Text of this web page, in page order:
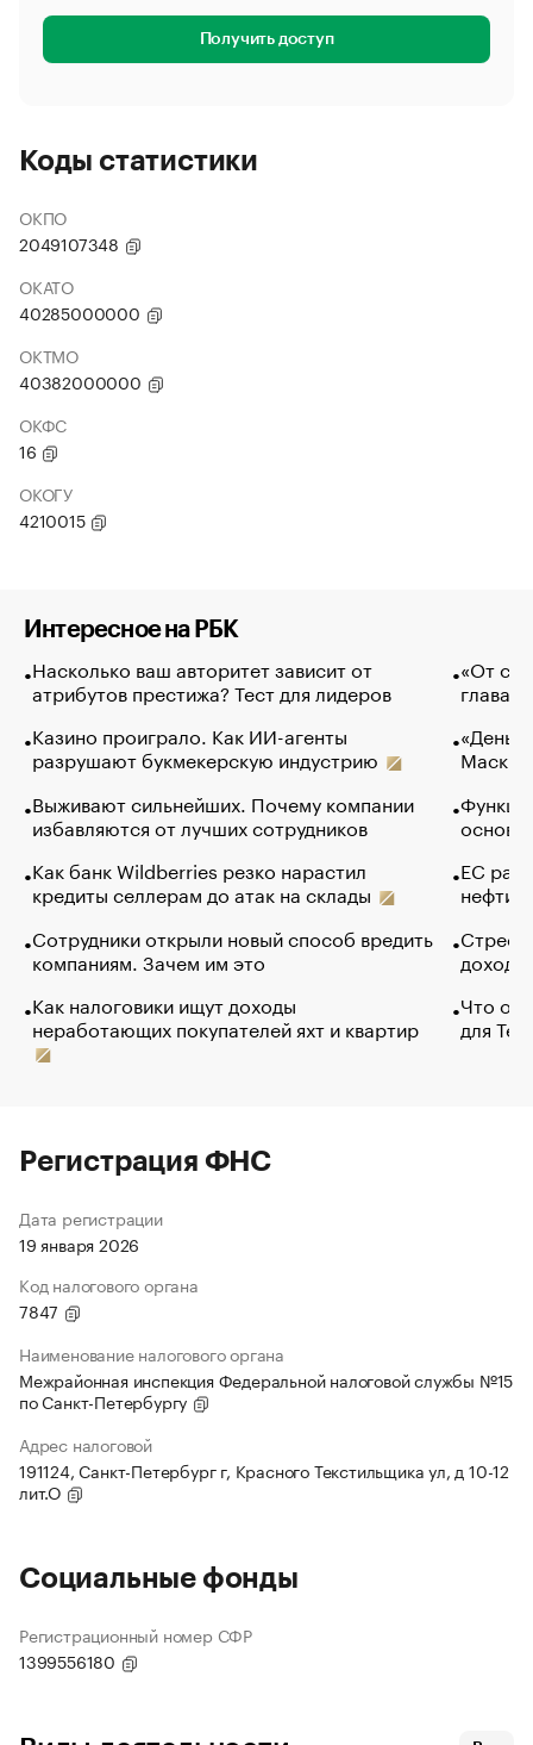
Получить доступ
Коды статистики
ОКПО
2049107348
ОКАТО
40285000000
ОКТМО
40382000000
ОКФС
16
ОКОГУ
4210015
Интересное на РБК
Насколько ваш авторитет зависит от
атрибутов престижа? Тест для лидеров
Казино проиграло. Как ИИ-агенты
разрушают букмекерскую индустрию
Выживают сильнейших. Почему компании
избавляются от лучших сотрудников
Как банк Wildberries резко нарастил
кредиты селлерам до атак на склады
Сотрудники открыли новый способ вредить
компаниям. Зачем им это
Как налоговики ищут доходы
неработающих покупателей яхт и квартир
«От
глава
Маск в
основ
ЕС
нефти
Что
для
Регистрация ФНС
Дата регистрации
19 января 2026
Код налогового органа
7847
Наименование налогового органа
Межрайонная инспекция Федеральной налоговой службы №15
по Санкт-Петербургу
Адрес налоговой
191124, Санкт-Петербург г, Красного Текстильщика ул, д 10-12
лит.О
Социальные фонды
Регистрационный номер СФР
1399556180